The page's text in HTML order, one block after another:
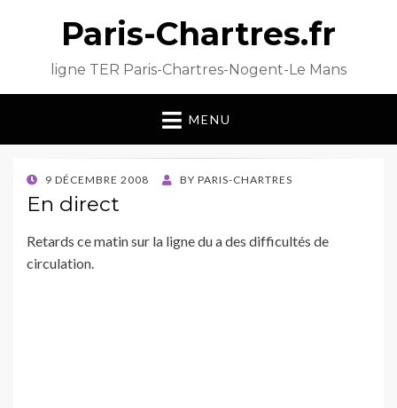
Paris-Chartres.fr
ligne TER Paris-Chartres-Nogent-Le Mans
MENU
POSTED
ON
9 DÉCEMBRE 2008 BY PARIS-CHARTRES
En direct
Retards ce matin sur la ligne du a des difficultés de
circulation.